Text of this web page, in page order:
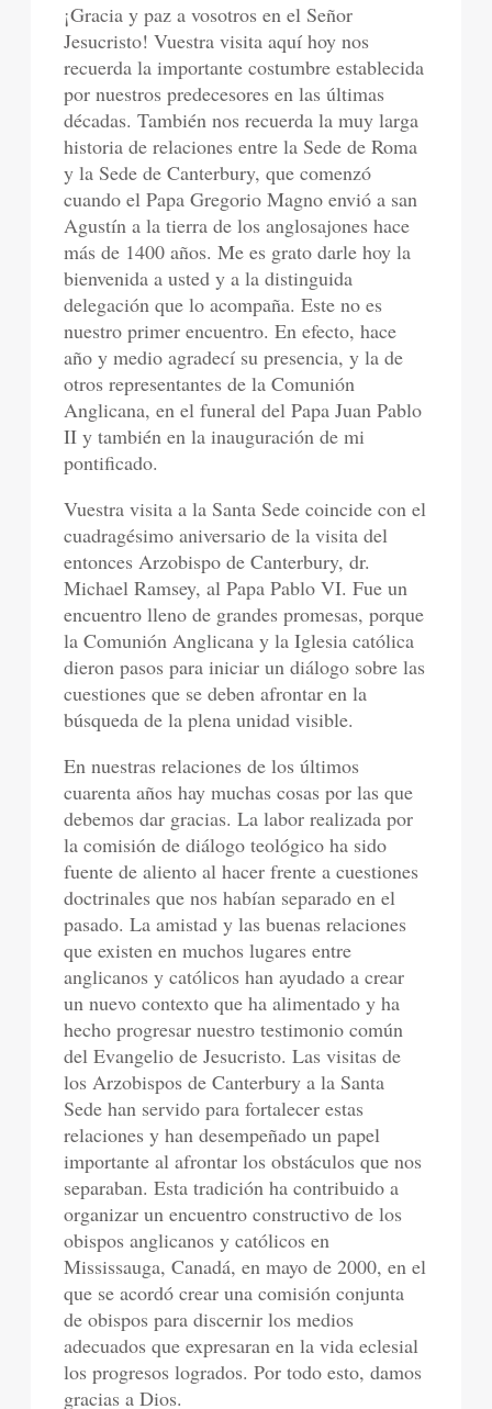
¡Gracia y paz a vosotros en el Señor
Jesucristo! Vuestra visita aquí hoy nos
recuerda la importante costumbre establecida
por nuestros predecesores en las últimas
décadas. También nos recuerda la muy larga
historia de relaciones entre la Sede de Roma
y la Sede de Canterbury, que comenzó
cuando el Papa Gregorio Magno envió a san
Agustín a la tierra de los anglosajones hace
más de 1400 años. Me es grato darle hoy la
bienvenida a usted y a la distinguida
delegación que lo acompaña. Este no es
nuestro primer encuentro. En efecto, hace
año y medio agradecí su presencia, y la de
otros representantes de la Comunión
Anglicana, en el funeral del Papa Juan Pablo
II y también en la inauguración de mi
pontificado.
Vuestra visita a la Santa Sede coincide con el
cuadragésimo aniversario de la visita del
entonces Arzobispo de Canterbury, dr.
Michael Ramsey, al Papa Pablo VI. Fue un
encuentro lleno de grandes promesas, porque
la Comunión Anglicana y la Iglesia católica
dieron pasos para iniciar un diálogo sobre las
cuestiones que se deben afrontar en la
búsqueda de la plena unidad visible.
En nuestras relaciones de los últimos
cuarenta años hay muchas cosas por las que
debemos dar gracias. La labor realizada por
la comisión de diálogo teológico ha sido
fuente de aliento al hacer frente a cuestiones
doctrinales que nos habían separado en el
pasado. La amistad y las buenas relaciones
que existen en muchos lugares entre
anglicanos y católicos han ayudado a crear
un nuevo contexto que ha alimentado y ha
hecho progresar nuestro testimonio común
del Evangelio de Jesucristo. Las visitas de
los Arzobispos de Canterbury a la Santa
Sede han servido para fortalecer estas
relaciones y han desempeñado un papel
importante al afrontar los obstáculos que nos
separaban. Esta tradición ha contribuido a
organizar un encuentro constructivo de los
obispos anglicanos y católicos en
Mississauga, Canadá, en mayo de 2000, en el
que se acordó crear una comisión conjunta
de obispos para discernir los medios
adecuados que expresaran en la vida eclesial
los progresos logrados. Por todo esto, damos
gracias a Dios.